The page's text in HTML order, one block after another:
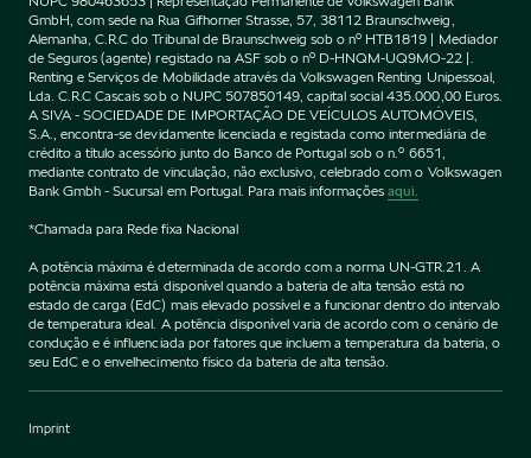
GmbH, com sede na Rua Gifhorner Strasse, 57, 38112 Braunschweig,
Alemanha, C.R.C do Tribunal de Braunschweig sob o nº HTB1819 | Mediador
de Seguros (agente) registado na ASF sob o nº D-HNQM-UQ9MO-22 |.
Renting e Serviços de Mobilidade através da Volkswagen Renting Unipessoal,
Lda. C.R.C Cascais sob o NUPC 507850149, capital social 435.000,00 Euros.
A SIVA - SOCIEDADE DE IMPORTAÇÃO DE VEÍCULOS AUTOMÓVEIS,
S.A., encontra-se devidamente licenciada e registada como intermediária de
crédito a título acessório junto do Banco de Portugal sob o n.º 6651,
mediante contrato de vinculação, não exclusivo, celebrado com o Volkswagen
Bank Gmbh - Sucursal em Portugal. Para mais informaçõesaqui.
*Chamada para Rede fixa Nacional
A potência máxima é determinada de acordo com a norma UN-GTR.21. A
potência máxima está disponível quando a bateria de alta tensão está no
estado de carga (EdC) mais elevado possível e a funcionar dentro do intervalo
de temperatura ideal. A potência disponível varia de acordo com o cenário de
condução e é influenciada por fatores que incluem a temperatura da bateria, o
seu EdC e o envelhecimento físico da bateria de alta tensão.
Imprint